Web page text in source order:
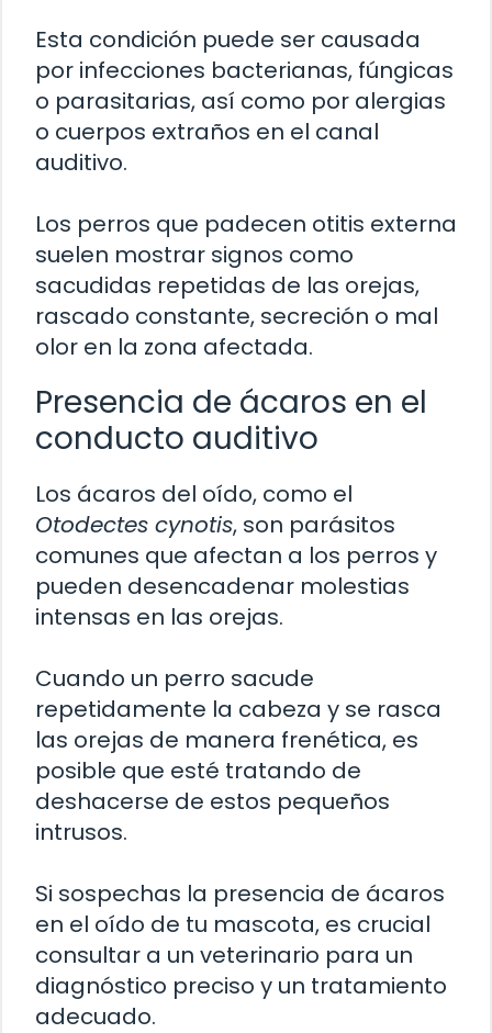
Esta condición puede ser causada
por infecciones bacterianas, fúngicas
o parasitarias, así como por alergias
o cuerpos extraños en el canal
auditivo.
Los perros que padecen otitis externa
suelen mostrar signos como
sacudidas repetidas de las orejas,
rascado constante, secreción o mal
olor en la zona afectada.
Presencia de ácaros en el
conducto auditivo
Los ácaros del oído, como el
Otodectes cynotis, son parásitos
comunes que afectan a los perros y
pueden desencadenar molestias
intensas en las orejas.
Cuando un perro sacude
repetidamente la cabeza y se rasca
las orejas de manera frenética, es
posible que esté tratando de
deshacerse de estos pequeños
intrusos.
Si sospechas la presencia de ácaros
en el oído de tu mascota, es crucial
consultar a un veterinario para un
diagnóstico preciso y un tratamiento
adecuado.